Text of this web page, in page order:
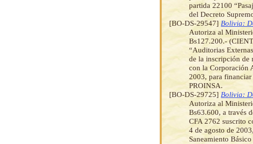
partida 22100
del Decreto
[BO-DS-29547] Bolivia:
Autoriza al
Bs127.200.-
“Auditorias
de la inscripción de
con la Corporación
2003, para
PROINSA.
[BO-DS-29725] Bolivia:
Autoriza al
Bs63.600, a través
CFA 2762 suscrito
4 de agosto de
Saneamiento